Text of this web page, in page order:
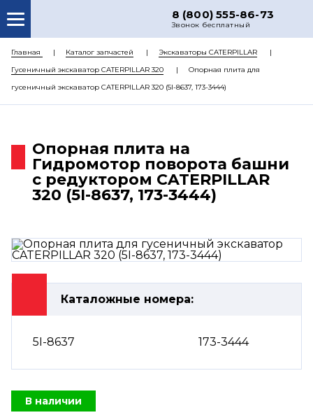
8 (800) 555-86-73
Звонок бесплатный
О НАС
КАТАЛОГ ЗАПЧАСТЕЙ
РЕМОНТ
ЦЕНЫ
КОНТАКТЫ
Главная Каталог запчастей
Экскаваторы CATERPILLAR
Гусеничный экскаватор CATERPILLAR 320
Опорная плита для
гусеничный экскаватор CATERPILLAR 320 (5I-8637, 173-3444)
Опорная плита на
Гидромотор поворота башни
с редуктором CATERPILLAR
320 (5I-8637, 173-3444)
Каталожные номера:
5I-8637 173-3444
В наличии